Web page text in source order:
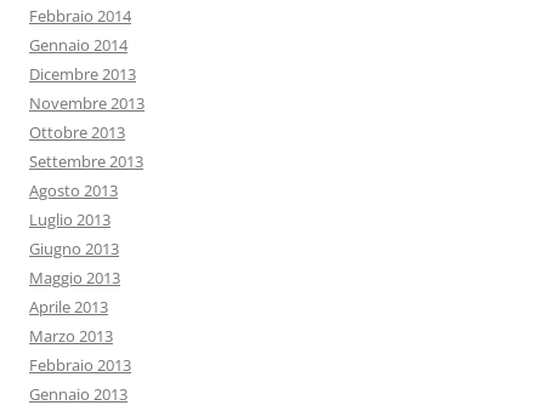
Febbraio 2014
Gennaio 2014
Dicembre 2013
Novembre 2013
Ottobre 2013
Settembre 2013
Agosto 2013
Luglio 2013
Giugno 2013
Maggio 2013
Aprile 2013
Marzo 2013
Febbraio 2013
Gennaio 2013